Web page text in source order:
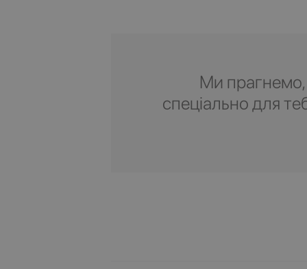
Ми прагнемо,
спеціально для